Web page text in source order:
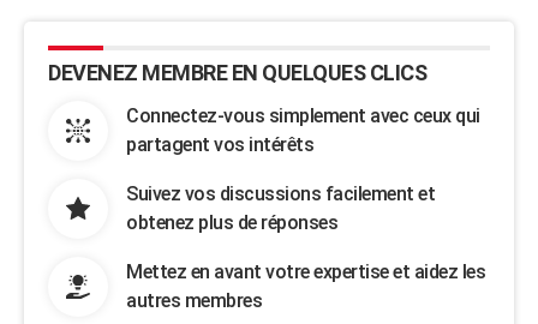
DEVENEZ MEMBRE EN QUELQUES CLICS
Connectez-vous simplement avec ceux qui
partagent vos intérêts
Suivez vos discussions facilement et
obtenez plus de réponses
Mettez en avant votre expertise et aidez les
autres membres